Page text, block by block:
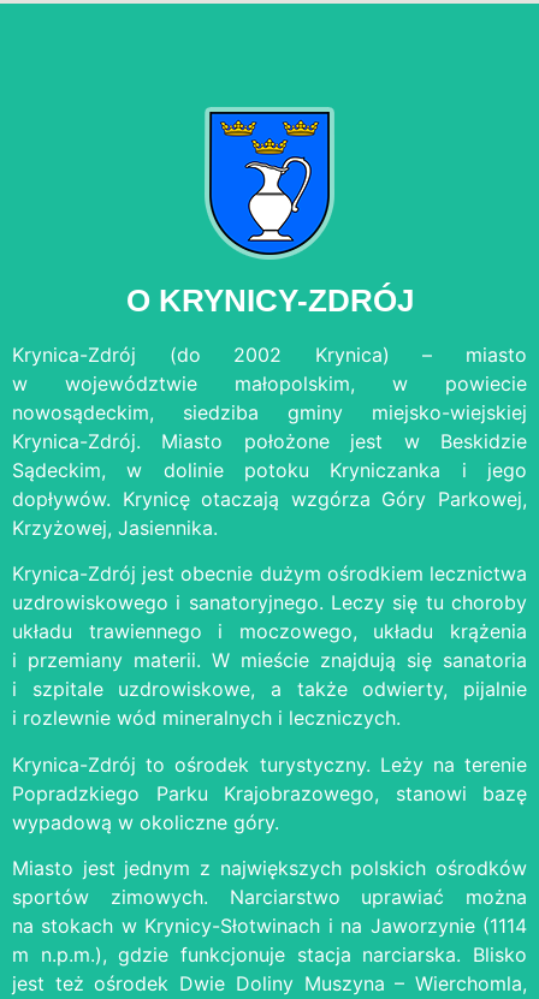
O KRYNICY-ZDRÓJ
Krynica-Zdrój (do 2002 Krynica) – miasto
w województwie małopolskim, w powiecie
nowosądeckim, siedziba gminy miejsko-wiejskiej
Krynica-Zdrój. Miasto położone jest w Beskidzie
Sądeckim, w dolinie potoku Kryniczanka i jego
dopływów. Krynicę otaczają wzgórza Góry Parkowej,
Krzyżowej, Jasiennika.
Krynica-Zdrój jest obecnie dużym ośrodkiem lecznictwa
uzdrowiskowego i sanatoryjnego. Leczy się tu choroby
układu trawiennego i moczowego, układu krążenia
i przemiany materii. W mieście znajdują się sanatoria
i szpitale uzdrowiskowe, a także odwierty, pijalnie
i rozlewnie wód mineralnych i leczniczych.
Krynica-Zdrój to ośrodek turystyczny. Leży na terenie
Popradzkiego Parku Krajobrazowego, stanowi bazę
wypadową w okoliczne góry.
Miasto jest jednym z największych polskich ośrodków
sportów zimowych. Narciarstwo uprawiać można
na stokach w Krynicy-Słotwinach i na Jaworzynie (1114
m n.p.m.), gdzie funkcjonuje stacja narciarska. Blisko
jest też ośrodek Dwie Doliny Muszyna – Wierchomla,